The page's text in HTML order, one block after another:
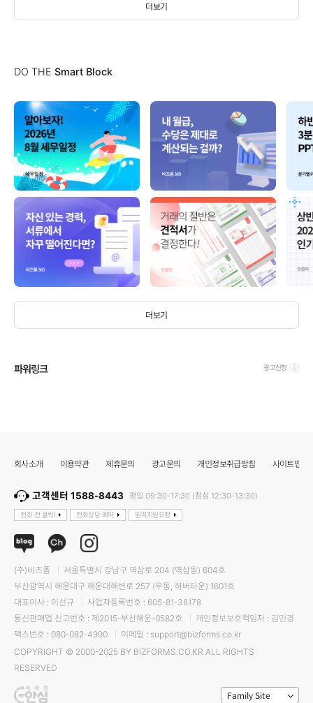
더보기
DO THE Smart Block
더보기
파워링크 광고신청
회사소개 이용약관 제휴문의 광고문의 개인정보취급방침 사이트맵
고객센터 1588-8443 평일 09:30-17:30 (점심 12:30-13:30)
전화 전 클릭! 전화상담 예약 원격지원요청
(주)비즈폼
서울특별시 강남구 역삼로 204 (역삼동) 604호
부산광역시 해운대구 해운대해변로 257 (우동, 하버타운) 1601호
대표이사 : 이선규
사업자등록번호 : 605-81-38178
통신판매업 신고번호 : 제2015-부산해운-0582호
개인정보보호책임자 : 김민경
팩스번호 : 080-082-4990
이메일 : support@bizforms.co.kr
COPYRIGHT © 2000-2025 BY BIZFORMS.CO.KR ALL RIGHTS
RESERVED
Family Site